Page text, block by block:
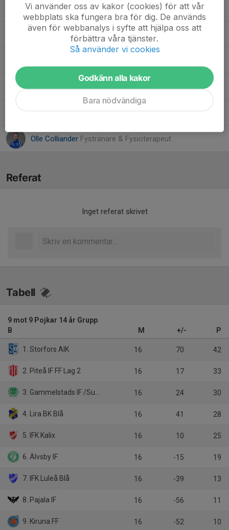
Erik MarklundTränare
Fredrik WallströmTränare
Johanna NordswahnTränare
Olle Colliander Fystränare & Fysioterapeut
Referat
Inget referat skrivet
Tabell
9 mot 9 Pojkar 14 år Grupp
B
M +/- P
1. Storfors AIK 16 70 42
2. Piteå IF FF Lag 2 16 17 33
3. Gammelstads IF /Sunderby SK Vit 16 24 30
4. Lira BK Blå 16 41 28
5. IFK Kalix 16 10 25
6. Älvsby IF 16 -15 19
7. IFK Luleå Blå 16 -39 13
8. Pajala IF 16 -56 11
9. Kiruna FF 16 -52 10
Vi använder oss av kakor (cookies) för att vår
webbplats ska fungera bra för dig. De används
även för webbanalys i syfte att hjälpa oss att
förbättra våra tjänster.
Så använder vi cookies
Godkänn alla kakor
Bara nödvändiga